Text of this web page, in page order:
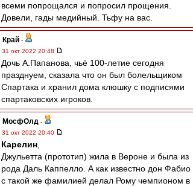
всеми попрощался и попросил прощения.
Довели, гады медийный. Тьфу на вас.
Край -
31 окт 2022 20:48
Дочь А.Папанова, чьё 100-летие сегодня
празднуем, сказала что он был болельщиком
Спартака и хранил дома клюшку с подписями
спартаковских игроков.
МосфОлд -
31 окт 2022 20:40
Карелин
Джульетта (прототип) жила в Вероне и была из
рода Даль Каппелло. А как известно дон Фабио
с такой же фамилией делал Рому чемпионом в